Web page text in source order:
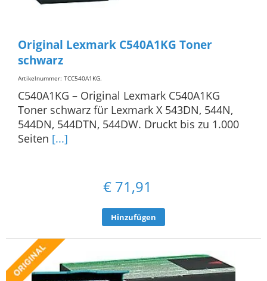
Original Lexmark C540A1KG Toner
schwarz
Artikelnummer: TCC540A1KG.
C540A1KG – Original Lexmark C540A1KG
Toner schwarz für Lexmark X 543DN, 544N,
544DN, 544DTN, 544DW. Druckt bis zu 1.000
Seiten [...]
€ 71,91
Hinzufügen